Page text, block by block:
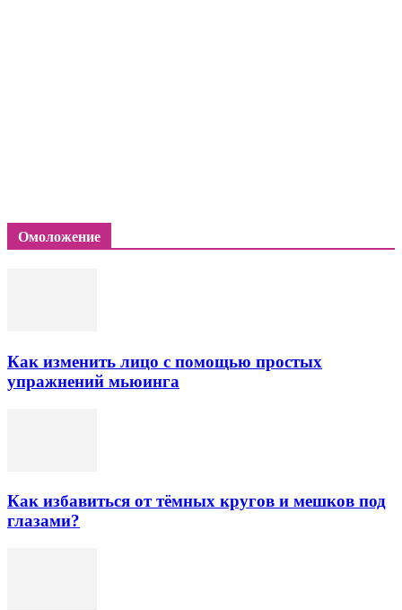
Омоложение
Как изменить лицо с помощью простых
упражнений мьюинга
Как избавиться от тёмных кругов и мешков под
глазами?